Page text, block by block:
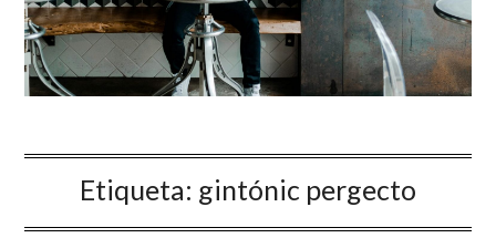
Etiqueta: gintónic pergecto